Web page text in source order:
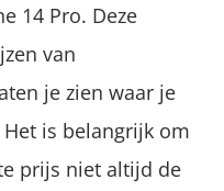
14 Pro. Deze
van
je zien waar je
is belangrijk om
prijs niet altijd de